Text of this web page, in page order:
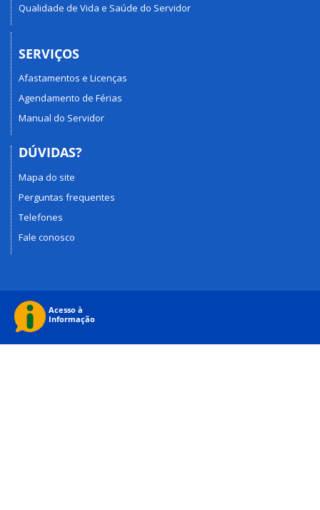
Qualidade de Vida e Saúde do Servidor
SERVIÇOS
Afastamentos e Licenças
Agendamento de Férias
Manual do Servidor
DÚVIDAS?
Mapa do site
Perguntas frequentes
Telefones
Fale conosco